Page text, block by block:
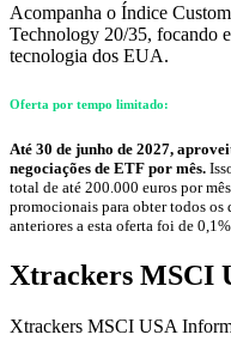
Acompanha o Índice
Technology 20/35, focando
tecnologia dos EUA.
Oferta por tempo limitado:
Até 30 de junho de 2027,
negociações de ETF por mês.
total de até 200.000 euros por
promocionais para obter todos os
anteriores a esta oferta foi de
Xtrackers MSCI
Xtrackers MSCI USA